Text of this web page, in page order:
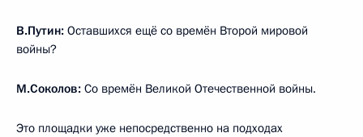
В.Путин: Оставшихся ещё со времён Второй мировой
войны?
М.Соколов: Со времён Великой Отечественной войны.
Это площадки уже непосредственно на подходах